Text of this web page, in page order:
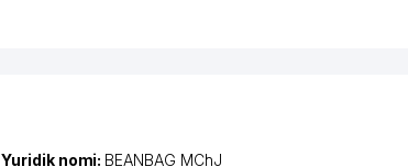
Yuridik nomi: BEANBAG MChJ